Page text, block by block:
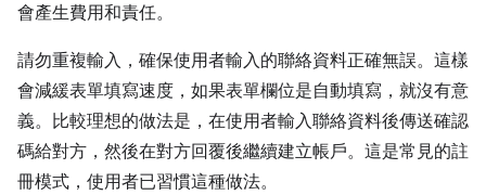
會產生費用和責任。
請勿重複輸入，確保使用者輸入的聯絡資料正確無誤。這樣
會減緩表單填寫速度，如果表單欄位是自動填寫，就沒有意
義。比較理想的做法是，在使用者輸入聯絡資料後傳送確認
碼給對方，然後在對方回覆後繼續建立帳戶。這是常見的註
冊模式，使用者已習慣這種做法。